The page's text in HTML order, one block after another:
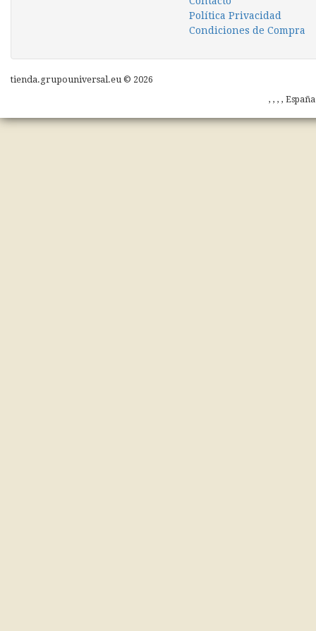
Política Privacidad
Condiciones de Compra
tienda.grupouniversal.eu © 2026
, , , ,